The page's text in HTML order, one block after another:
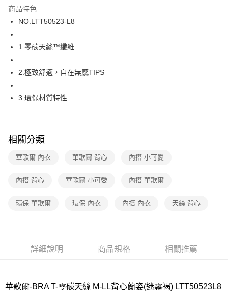
運送方式
全家取貨付款
每筆NT$80，滿NT$1,000(含以上)免運費
付款後全家取貨
7-11取貨付款
付款後7-11取貨
每筆NT$80，滿NT$1,000(含以上)免運費
離島
每筆NT$80，滿NT$1,000(含以上)免運費
商品特色
NO.LTT50523-L8
1.零碳天絲™纖維
2.極致舒適，自在無感TIPS
3.環保材質特性
相關分類
華歌爾 內衣 華歌爾 背心 內搭 小可愛
內搭 背心 華歌爾 小可愛 內搭 華歌爾
環保 華歌爾 環保 內衣 內搭 內衣 天絲 背心
詳細說明 商品規格 相關推薦
華歌爾-BRA T-零碳天絲 M-LL背心蘭姿(迷霧褐) LTT50523L8